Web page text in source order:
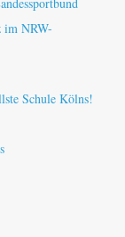
im NRW-
Schule Kölns!